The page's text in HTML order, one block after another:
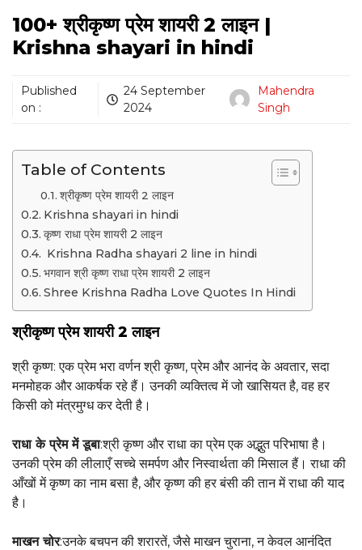
100+ श्रीकृष्ण प्रेम शायरी 2 लाइन |
Krishna shayari in hindi
Published
on :
24 September
2024
Mahendra
Singh
Table of Contents
श्रीकृष्ण प्रेम शायरी 2 लाइन
Krishna shayari in hindi
कृष्ण राधा प्रेम शायरी 2 लाइन
Krishna Radha shayari 2 line in hindi
भगवान श्री कृष्ण राधा प्रेम शायरी 2 लाइन
Shree Krishna Radha Love Quotes In Hindi
श्रीकृष्ण प्रेम शायरी 2 लाइन
श्री कृष्ण: एक प्रेम भरा वर्णन श्री कृष्ण, प्रेम और आनंद के अवतार, सदा
मनमोहक और आकर्षक रहे हैं। उनकी व्यक्तित्व में जो खासियत है, वह हर
किसी को मंत्रमुग्ध कर देती है।
राधा के प्रेम में डूबा:श्री कृष्ण और राधा का प्रेम एक अद्भुत परिभाषा है।
उनकी प्रेम की लीलाएँ सच्चे समर्पण और निस्वार्थता की मिसाल हैं। राधा की
आँखों में कृष्ण का नाम बसा है, और कृष्ण की हर बंसी की तान में राधा की याद
है।
माखन चोर:उनके बचपन की शरारतें, जैसे माखन चुराना, न केवल आनंदित